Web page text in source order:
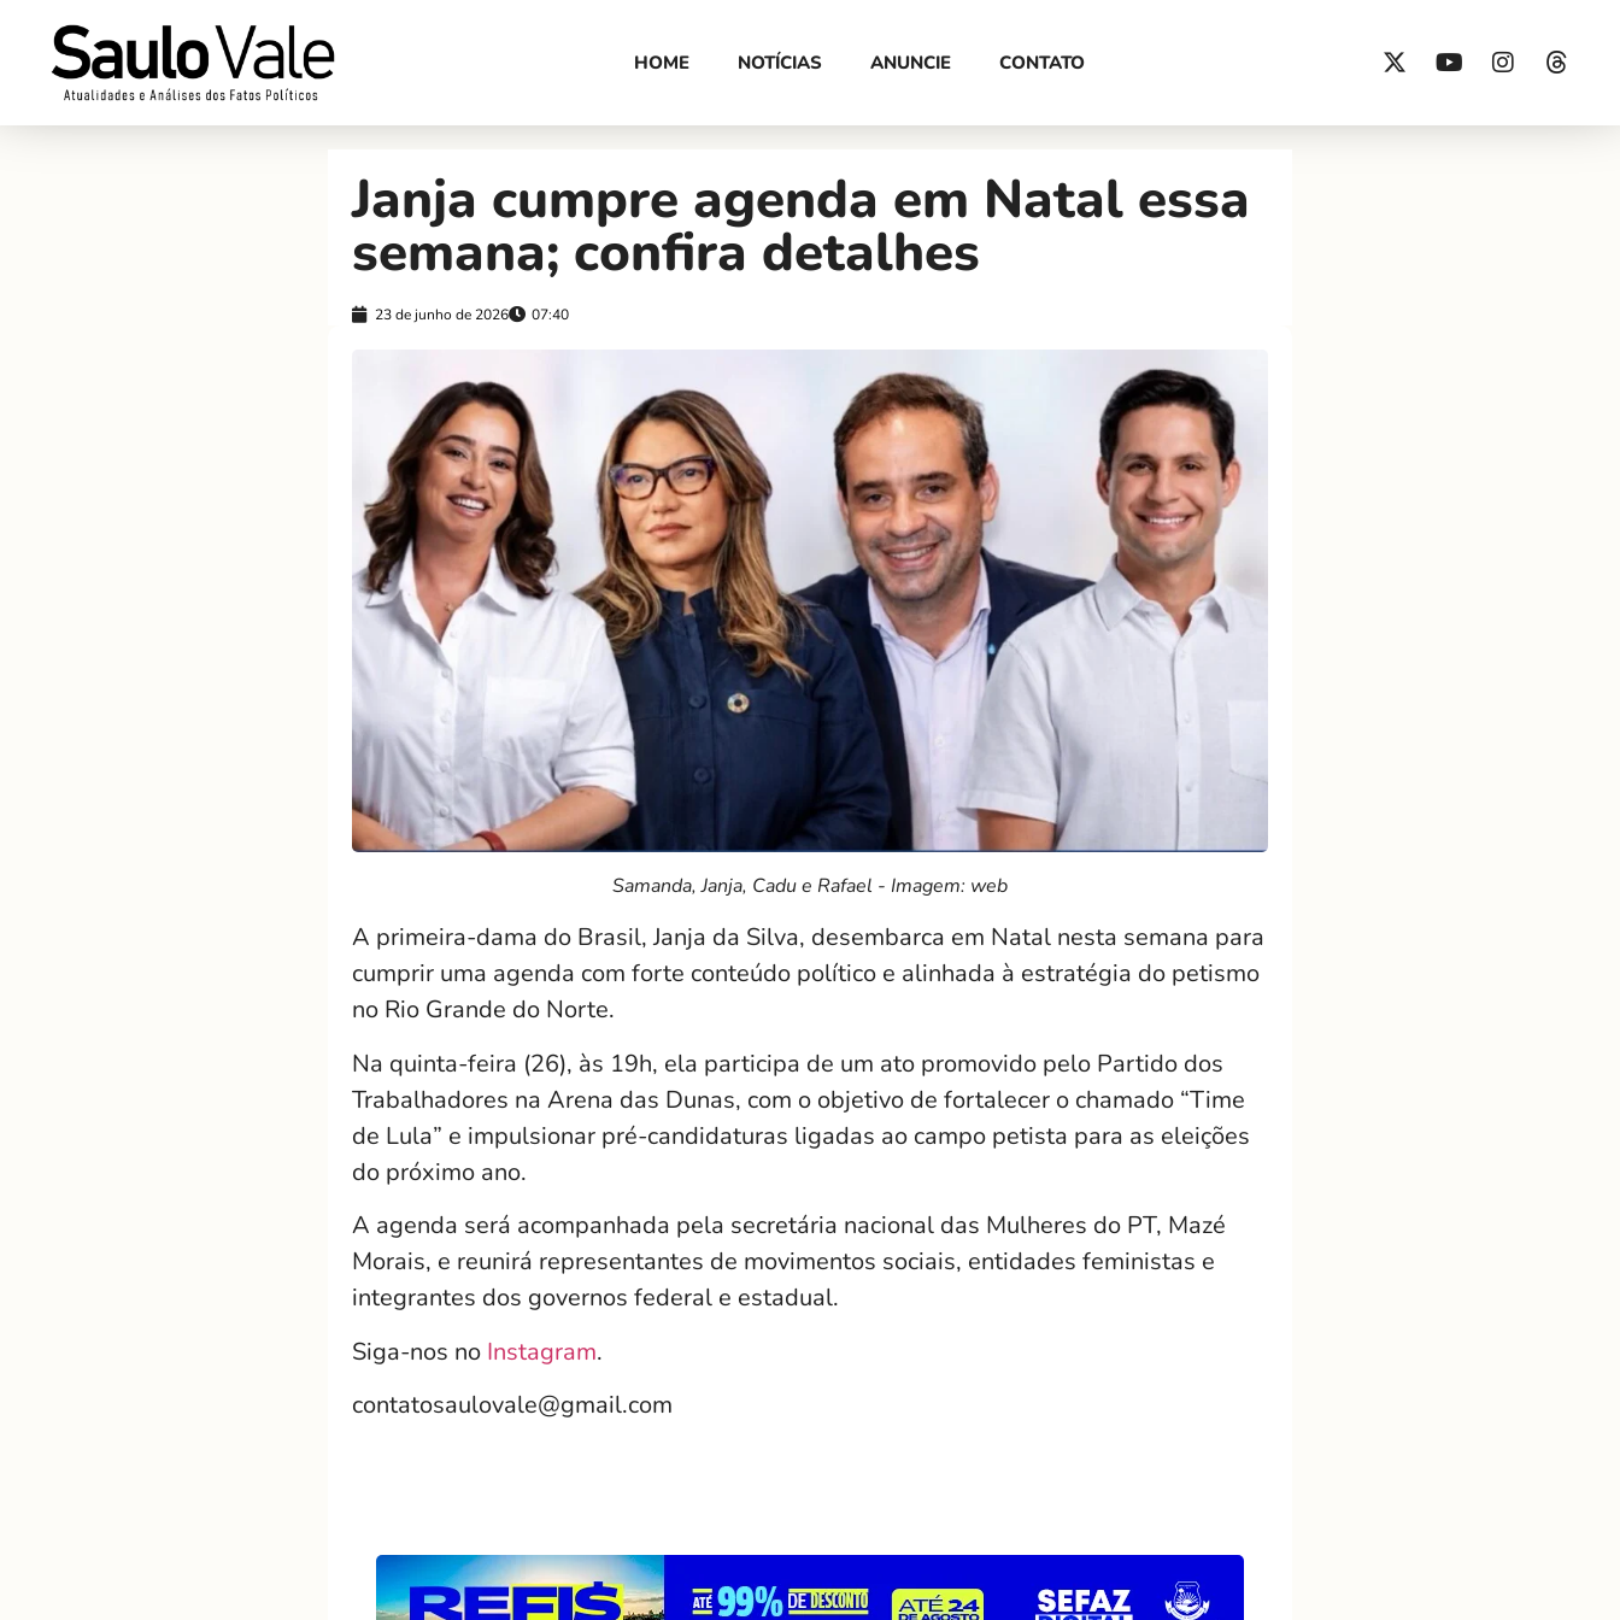
HOME NOTÍCIAS ANUNCIE CONTATO
Janja cumpre agenda em Natal essa
semana; confira detalhes
23 de junho de 2026 07:40
Samanda, Janja, Cadu e Rafael - Imagem: web
A primeira-dama do Brasil,Janja da Silva, desembarca em Natal nesta semana para
cumprir uma agenda com forte conteúdo político e alinhada à estratégia do petismo
no Rio Grande do Norte.
Na quinta-feira (26), às 19h, ela participa de um ato promovido pelo Partido dos
Trabalhadores na Arena das Dunas, com o objetivo de fortalecer o chamado “Time
de Lula” e impulsionar pré-candidaturas ligadas ao campo petista para as eleições
do próximo ano.
A agenda será acompanhada pela secretária nacional das Mulheres do PT, Mazé
Morais, e reunirá representantes de movimentos sociais, entidades feministas e
integrantes dos governos federal e estadual.
Siga-nos no Instagram.
contatosaulovale@gmail.com